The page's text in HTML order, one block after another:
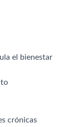
el bienestar
crónicas